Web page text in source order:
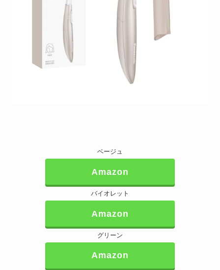
ベージュ
Amazon
バイオレット
Amazon
グリーン
Amazon